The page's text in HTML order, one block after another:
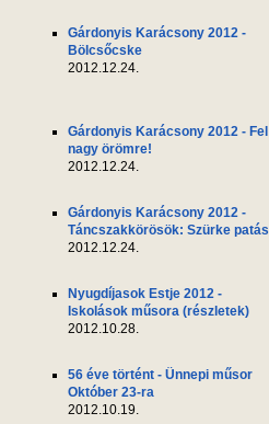
Gárdonyis Karácsony 2012 -
Bölcsőcske
2012.12.24.
Gárdonyis Karácsony 2012 - Fel
nagy örömre!
2012.12.24.
Gárdonyis Karácsony 2012 -
Táncszakkörösök: Szürke patás
2012.12.24.
Nyugdíjasok Estje 2012 -
Iskolások műsora (részletek)
2012.10.28.
56 éve történt - Ünnepi műsor
Október 23-ra
2012.10.19.